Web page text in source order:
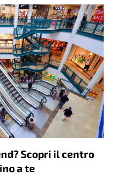
Scopri il centro
a te